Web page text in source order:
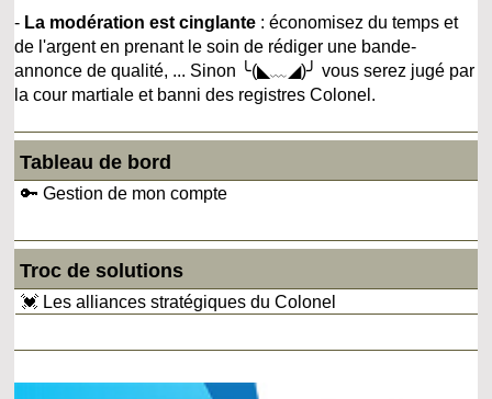
- La modération est cinglante : économisez du temps et
de l'argent en prenant le soin de rédiger une bande-
annonce de qualité, ... Sinon ╰(◣﹏◢)╯ vous serez jugé par
la cour martiale et banni des registres Colonel.
Tableau de bord
🔑 Gestion de mon compte
Troc de solutions
💓 Les alliances stratégiques du Colonel